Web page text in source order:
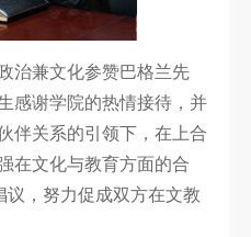
治兼文化参赞巴格兰先
感谢学院的热情接待，并
伴关系的引领下，在上合
在文化与教育方面的合
议，努力促成双方在文教